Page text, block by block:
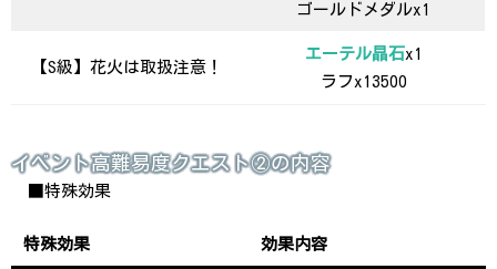
ゴールドメダルx1
【S級】花火は取扱注意！
エーテル晶石x1
ラフx13500
イベント高難易度クエスト②の内容
■特殊効果
特殊効果 効果内容